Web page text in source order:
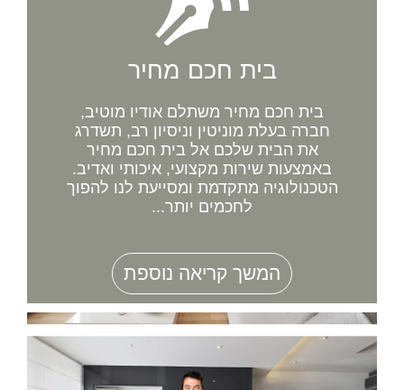
בית חכם מחיר
בית חכם מחיר משתלם אודיו מוטיב,
חברה בעלת מוניטין וניסיון רב, תשדרג
את הבית שלכם אל בית חכם מחיר
באמצעות שירות מקצועי, איכותי ואדיב.
הטכנולוגיה מתקדמת ומסייעת לנו להפוך
לחכמים יותר...
המשך קריאה נוספת